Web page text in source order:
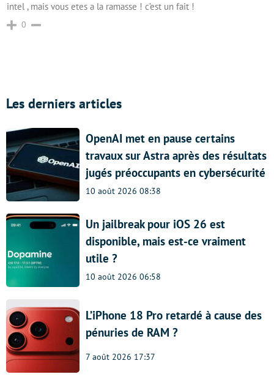
intel , mais vous etes a la ramasse ! c’est un fait !
0
Les derniers articles
OpenAI met en pause certains
travaux sur Astra après des résultats
jugés préoccupants en cybersécurité
10 août 2026 08:38
Un jailbreak pour iOS 26 est
disponible, mais est-ce vraiment
utile ?
10 août 2026 06:58
L’iPhone 18 Pro retardé à cause des
pénuries de RAM ?
7 août 2026 17:37